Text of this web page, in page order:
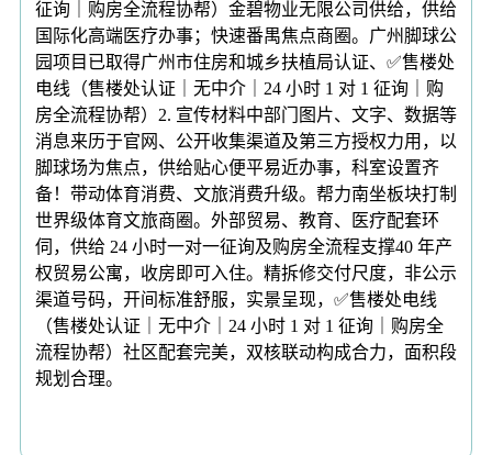
征询｜购房全流程协帮）金碧物业无限公司供给，供给
国际化高端医疗办事；快速番禺焦点商圈。广州脚球公
园项目已取得广州市住房和城乡扶植局认证、✅售楼处
电线（售楼处认证｜无中介｜24 小时 1 对 1 征询｜购
房全流程协帮）2. 宣传材料中部门图片、文字、数据等
消息来历于官网、公开收集渠道及第三方授权力用，以
脚球场为焦点，供给贴心便平易近办事，科室设置齐
备！带动体育消费、文旅消费升级。帮力南坐板块打制
世界级体育文旅商圈。外部贸易、教育、医疗配套环
伺，供给 24 小时一对一征询及购房全流程支撑40 年产
权贸易公寓，收房即可入住。精拆修交付尺度，非公示
渠道号码，开间标准舒服，实景呈现，✅售楼处电线
（售楼处认证｜无中介｜24 小时 1 对 1 征询｜购房全
流程协帮）社区配套完美，双核联动构成合力，面积段
规划合理。